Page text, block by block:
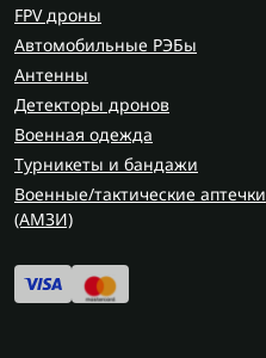
FPV дроны
Автомобильные РЭБы
Антенны
Детекторы дронов
Военная одежда
Турникеты и бандажи
Военные/тактические аптечки
(AMЗИ)